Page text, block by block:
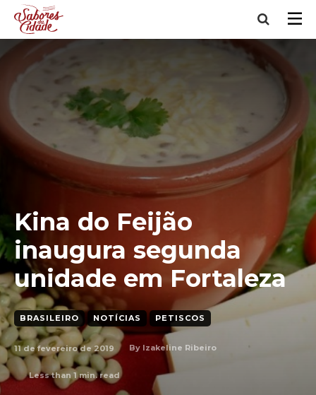
Kina do Feijão
inaugura segunda
unidade em Fortaleza
BRASILEIRO NOTÍCIAS PETISCOS
11 de fevereiro de 2019 By Izakeline Ribeiro
Less than 1 min. read